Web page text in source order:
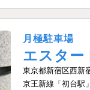
月極駐車場
エスター
東京都新宿区西新
京王新線「初台駅